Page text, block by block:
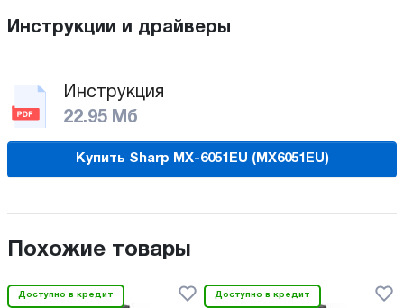
Инструкции и драйверы
Инструкция
22.95 Мб
Купить Sharp MX-6051EU (MX6051EU)
Похожие товары
Доступно в кредит Доступно в кредит